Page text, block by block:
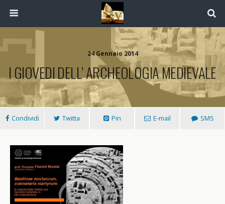
24 Gennaio 2014
I GIOVEDI DELL’ ARCHEOLOGIA MEDIEVALE
Condividi Twitta Pin E-mail SMS